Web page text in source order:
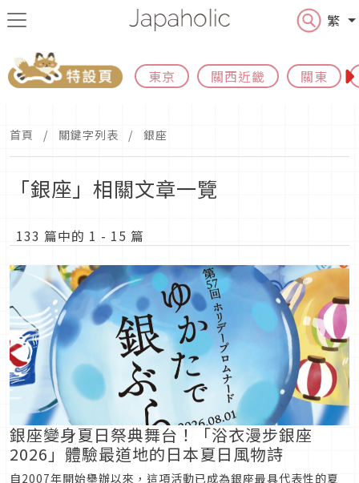
繁
東京 關西近畿 關東
首頁 關鍵字列表 銀座
「銀座」相關文章一覽
133 篇中的 1 - 15 篇
銀座變身夏日祭典舞台！「浴衣漫步銀座
2026」體驗最道地的日本夏日風物詩
自2007年開始舉辦以來，這項活動已成為銀座最具代表性的夏